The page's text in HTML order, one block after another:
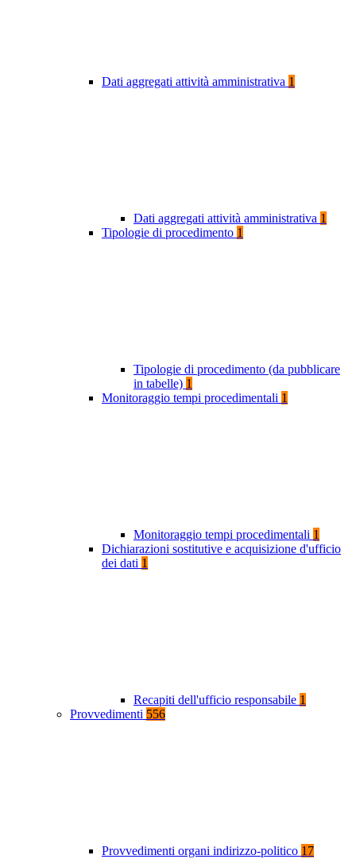
Dati aggregati attività amministrativa 1
Dati aggregati attività amministrativa 1
Tipologie di procedimento 1
Tipologie di procedimento (da pubblicare
in tabelle) 1
Monitoraggio tempi procedimentali 1
Monitoraggio tempi procedimentali 1
Dichiarazioni sostitutive e acquisizione d'ufficio
dei dati 1
Recapiti dell'ufficio responsabile 1
Provvedimenti 556
Provvedimenti organi indirizzo-politico 17